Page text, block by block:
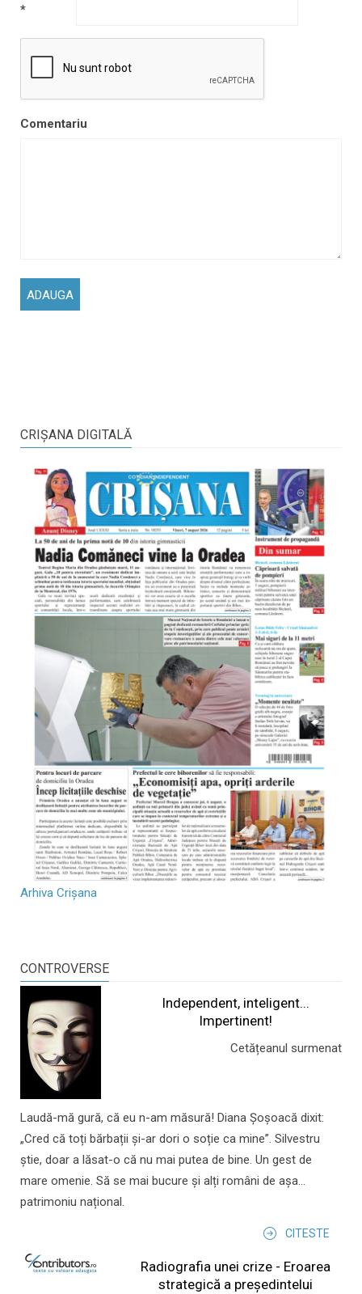
*
Comentariu
CRIŞANA DIGITALĂ
Arhiva Crișana
CONTROVERSE
Independent, inteligent...
Impertinent!
Cetățeanul surmenat
Laudă-mă gură, că eu n-am măsură! Diana Șoșoacă dixit:
„Cred că toți bărbații și-ar dori o soție ca mine”. Silvestru
știe, doar a lăsat-o că nu mai putea de bine. Un gest de
mare omenie. Să se mai bucure și alți români de așa...
patrimoniu național.
CITESTE
Radiografia unei crize - Eroarea
strategică a președintelui